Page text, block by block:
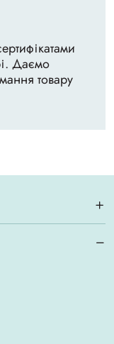
Даємо
товару